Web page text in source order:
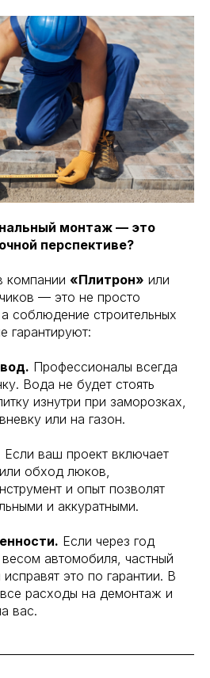
монтаж — это
перспективе?
компании «Плитрон» или
— это не просто
соблюдение строительных
гарантируют:
Профессионалы всегда
Вода не будет стоять
изнутри при заморозках,
или на газон.
Если ваш проект включает
обход люков,
и опыт позволят
и аккуратными.
Если через год
автомобиля, частный
это по гарантии. В
расходы на демонтаж и
вас.